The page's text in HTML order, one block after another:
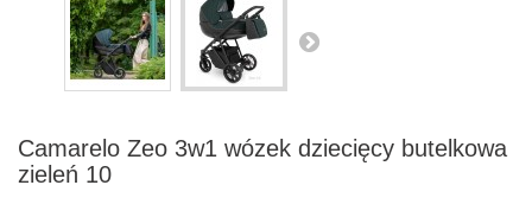
Camarelo Zeo 3w1 wózek dziecięcy butelkowa
zieleń 10